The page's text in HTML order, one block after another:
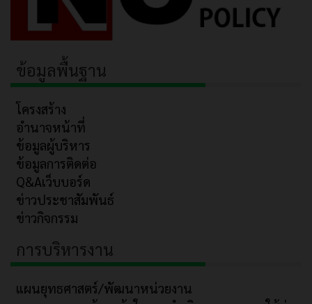
ข้อมูลพื้นฐาน
โครงสร้าง
อำนาจหน้าที่
ข้อมูลผู้บริหาร
ข้อมูลการติดต่อ
Q&Aเว็บบอร์ด
ข่าวประชาสัมพันธ์
ข่าวกิจกรรม
การบริหารงาน
แผนยุทธศาสตร์/พัฒนาหน่วยงาน